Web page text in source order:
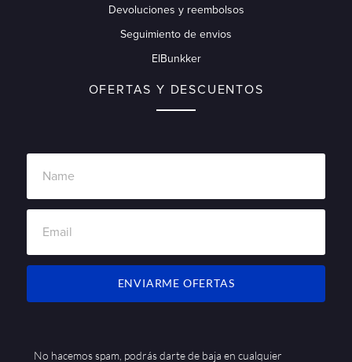
Devoluciones y reembolsos
Seguimiento de envios
ElBunkker
OFERTAS Y DESCUENTOS
ENVIARME OFERTAS
No hacemos spam, podrás darte de baja en cualquier